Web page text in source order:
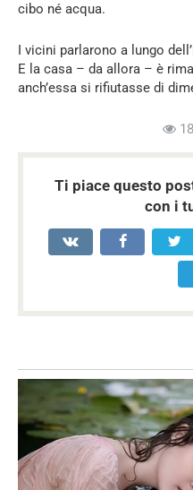
cibo né acqua.
I vicini parlarono a lungo
E la casa – da allora – è
anch’essa si rifiutasse di
Ti piace questo
con i